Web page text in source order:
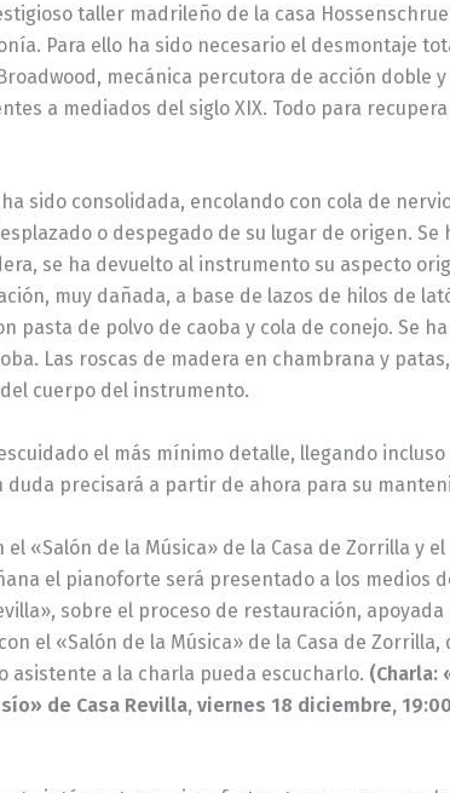
taller madrileño de la casa
Para ello ha sido necesario el desmontaje
mecánica percutora de acción doble
a mediados del siglo XIX. Todo para
sido consolidada, encolando con cola de
o despegado de su lugar de origen.
se ha devuelto al instrumento su aspecto
muy dañada, a base de lazos de hilos de
pasta de polvo de caoba y cola de conejo. Se
Las roscas de madera en chambrana y
cuerpo del instrumento.
el más mínimo detalle, llegando
precisará a partir de ahora para su
«Salón de la Música» de la Casa de Zorrilla y
el pianoforte será presentado a los medios
sobre el proceso de restauración,
el «Salón de la Música» de la Casa de
a la charla pueda escucharlo. (Charla:
de Casa Revilla, viernes 18 diciembre,